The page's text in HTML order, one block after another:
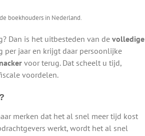
boekhouders in Nederland.
Dan is het uitbesteden van de volledige
per jaar en krijgt daar persoonlijke
voor terug. Dat scheelt u tijd,
voordelen.
merken dat het al snel meer tijd kost
werkt, wordt het al snel